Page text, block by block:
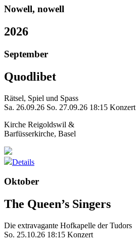
Nowell, nowell
2026
September
Quodlibet
Rätsel, Spiel und Spass
Sa. 26.09.26 So. 27.09.26 18:15 Konzert
Kirche Reigoldswil &
Barfüsserkirche, Basel
Details
Oktober
The Queen’s Singers
Die extravagante Hofkapelle der Tudors
So. 25.10.26 18:15 Konzert